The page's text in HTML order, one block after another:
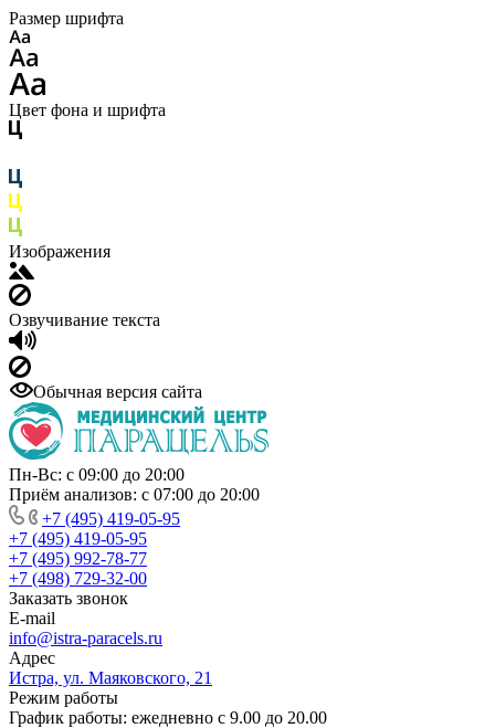
Размер шрифта
Цвет фона и шрифта
Изображения
Озвучивание текста
Обычная версия сайта
Пн-Вс: с 09:00 до 20:00
Приём анализов: с 07:00 до 20:00
+7 (495) 419-05-95
+7 (495) 419-05-95
+7 (495) 992-78-77
+7 (498) 729-32-00
Заказать звонок
E-mail
info@istra-paracels.ru
Адрес
Истра, ул. Маяковского, 21
Режим работы
График работы: ежедневно с 9.00 до 20.00